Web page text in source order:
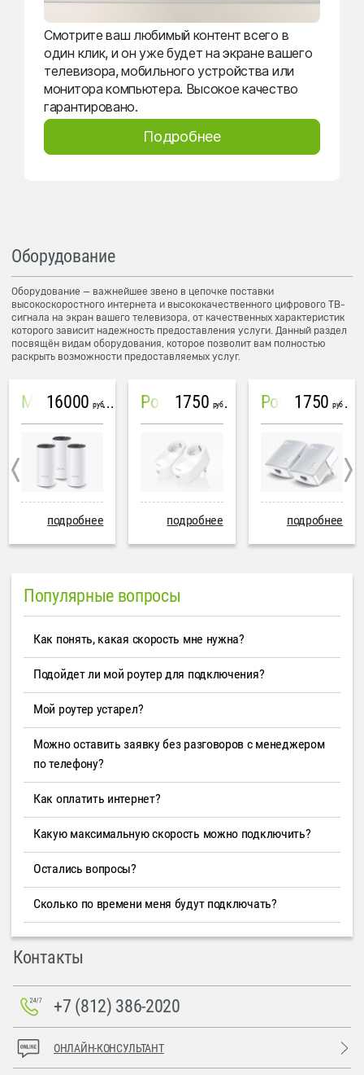
Смотрите ваш любимый контент всего в
один клик, и он уже будет на экране вашего
телевизора, мобильного устройства или
монитора компьютера. Высокое качество
гарантировано.
Подробнее
Оборудование
Оборудование — важнейшее звено в цепочке поставки
высокоскоростного интернета и высококачественного цифрового ТВ-
сигнала на экран вашего телевизора, от качественных характеристик
которого зависит надежность предоставления услуги. Данный раздел
посвящён видам оборудования, которое позволит вам полностью
раскрыть возможности предоставляемых услуг.
Mesh система TP-Link Deco M4 (3 устройства)
16000 руб
подробнее
PowerLine Tenda PH6
1750 руб
подробнее
PowerLine TP-Link AV600
1750 руб
подробнее
Популярные вопросы
Как понять, какая скорость мне нужна?
Подойдет ли мой роутер для подключения?
Мой роутер устарел?
Можно оставить заявку без разговоров с менеджером
по телефону?
Как оплатить интернет?
Какую максимальную скорость можно подключить?
Остались вопросы?
Сколько по времени меня будут подключать?
Контакты
+7 (812) 386-2020
ОНЛАЙН-КОНСУЛЬТАНТ